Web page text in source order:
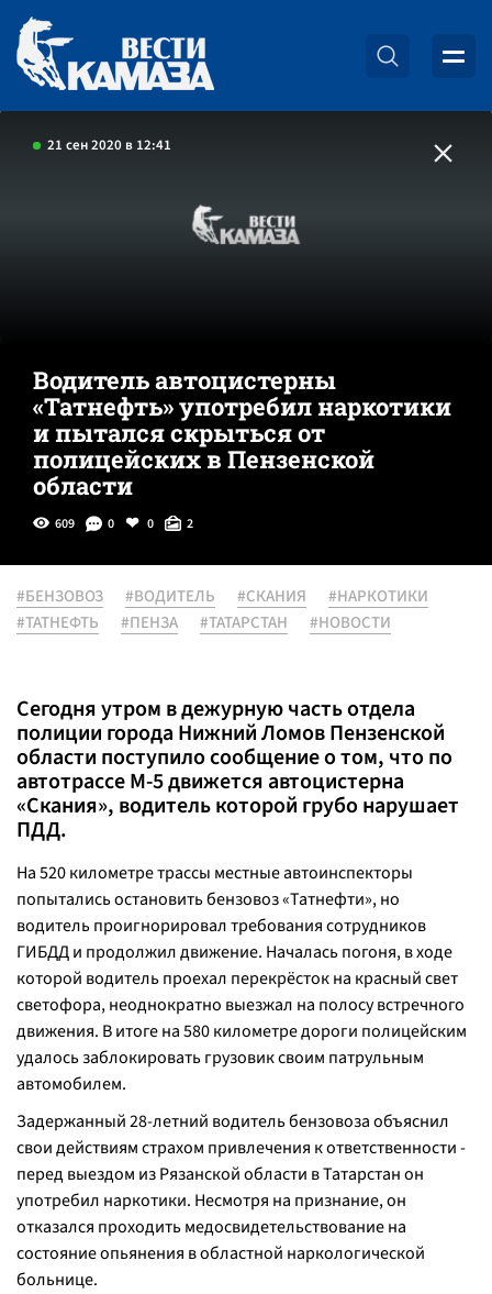
21 сен 2020 в 12:41
Водитель автоцистерны
«Татнефть» употребил наркотики
и пытался скрыться от
полицейских в Пензенской
области
609 0 0 2
#БЕНЗОВОЗ #ВОДИТЕЛЬ #СКАНИЯ
#НАРКОТИКИ
#ТАТНЕФТЬ
#ПЕНЗА #ТАТАРСТАН #НОВОСТИ
Сегодня утром в дежурную часть отдела
полиции города Нижний Ломов Пензенской
области поступило сообщение о том, что по
автотрассе М-5 движется автоцистерна
«Скания», водитель которой грубо нарушает
ПДД.
На 520 километре трассы местные автоинспекторы
попытались остановить бензовоз «Татнефти», но
водитель проигнорировал требования сотрудников
ГИБДД и продолжил движение. Началась погоня, в ходе
которой водитель проехал перекрёсток на красный свет
светофора, неоднократно выезжал на полосу встречного
движения. В итоге на 580 километре дороги полицейским
удалось заблокировать грузовик своим патрульным
автомобилем.
Задержанный 28-летний водитель бензовоза объяснил
свои действиям страхом привлечения к ответственности -
перед выездом из Рязанской области в Татарстан он
употребил наркотики. Несмотря на признание, он
отказался проходить медосвидетельствование на
состояние опьянения в областной наркологической
больнице.